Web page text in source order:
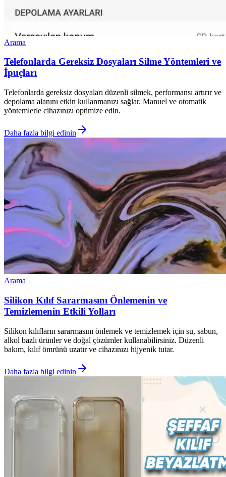
Arama
Telefonlarda Gereksiz Dosyaları Silme Yöntemleri ve
İpuçları
Telefonlarda gereksiz dosyaları düzenli silmek, performansı artırır ve
depolama alanını etkin kullanmanızı sağlar. Manuel ve otomatik
yöntemlerle cihazınızı optimize edin.
Daha fazla bilgi edinin
Arama
Silikon Kılıf Sararmasını Önlemenin ve
Temizlemenin Etkili Yolları
Silikon kılıfların sararmasını önlemek ve temizlemek için su, sabun,
alkol bazlı ürünler ve doğal çözümler kullanabilirsiniz. Düzenli
bakım, kılıf ömrünü uzatır ve cihazınızı hijyenik tutar.
Daha fazla bilgi edinin